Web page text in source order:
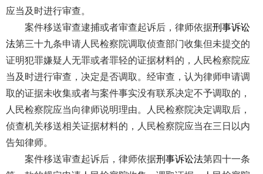
应当及时进行审查。
案件移送审查逮捕或者审查起诉后，律师依据刑事诉讼
法第三十九条申请人民检察院调取侦查部门收集但未提交的
证明犯罪嫌疑人无罪或者罪轻的证据材料的，人民检察院应
当及时进行审查，决定是否调取。经审查，认为律师申请调
取的证据未收集或者与案件事实没有联系决定不予调取的，
人民检察院应当向律师说明理由。人民检察院决定调取后，
侦查机关移送相关证据材料的，人民检察院应当在三日以内
告知律师。
案件移送审查起诉后，律师依据刑事诉讼法第四十一条